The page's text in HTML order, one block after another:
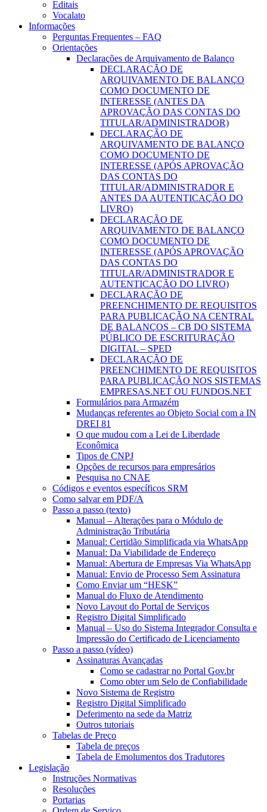
Editais
Vocalato
Informações
Perguntas Frequentes – FAQ
Orientações
Declarações de Arquivamento de Balanço
DECLARAÇÃO DE
ARQUIVAMENTO DE BALANÇO
COMO DOCUMENTO DE
INTERESSE (ANTES DA
APROVAÇÃO DAS CONTAS DO
TITULAR/ADMINISTRADOR)
DECLARAÇÃO DE
ARQUIVAMENTO DE BALANÇO
COMO DOCUMENTO DE
INTERESSE (APÓS APROVAÇÃO
DAS CONTAS DO
TITULAR/ADMINISTRADOR E
ANTES DA AUTENTICAÇÃO DO
LIVRO)
DECLARAÇÃO DE
ARQUIVAMENTO DE BALANÇO
COMO DOCUMENTO DE
INTERESSE (APÓS APROVAÇÃO
DAS CONTAS DO
TITULAR/ADMINISTRADOR E
AUTENTICAÇÃO DO LIVRO)
DECLARAÇÃO DE
PREENCHIMENTO DE REQUISITOS
PARA PUBLICAÇÃO NA CENTRAL
DE BALANÇOS – CB DO SISTEMA
PÚBLICO DE ESCRITURAÇÃO
DIGITAL – SPED
DECLARAÇÃO DE
PREENCHIMENTO DE REQUISITOS
PARA PUBLICAÇÃO NOS SISTEMAS
EMPRESAS.NET OU FUNDOS.NET
Formulários para Armazém
Mudanças referentes ao Objeto Social com a IN
DREI 81
O que mudou com a Lei de Liberdade
Econômica
Tipos de CNPJ
Opções de recursos para empresários
Pesquisa no CNAE
Códigos e eventos específicos SRM
Como salvar em PDF/A
Passo a passo (texto)
Manual – Alterações para o Módulo de
Administração Tributária
Manual: Certidão Simplificada via WhatsApp
Manual: Da Viabilidade de Endereço
Manual: Abertura de Empresas Via WhatsApp
Manual: Envio de Processo Sem Assinatura
Como Enviar um “HESK”
Manual do Fluxo de Atendimento
Novo Layout do Portal de Serviços
Registro Digital Simplificado
Manual – Uso do Sistema Integrador Consulta e
Impressão do Certificado de Licenciamento
Passo a passo (vídeo)
Assinaturas Avançadas
Como se cadastrar no Portal Gov.br
Como obter um Selo de Confiabilidade
Novo Sistema de Registro
Registro Digital Simplificado
Deferimento na sede da Matriz
Outros tutoriais
Tabelas de Preço
Tabela de preços
Tabela de Emolumentos dos Tradutores
Legislação
Instruções Normativas
Resoluções
Portarias